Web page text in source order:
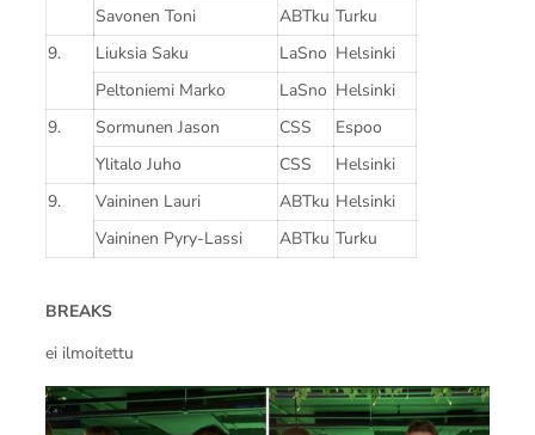
Savonen Toni
ABTku Turku
9.
Liuksia Saku LaSno Helsinki
Peltoniemi Marko
LaSno Helsinki
9.
Sormunen Jason CSS
Espoo
Ylitalo Juho
CSS
Helsinki
9.
Vaininen Lauri ABTku Helsinki
Vaininen Pyry-Lassi
ABTku Turku
BREAKS
ei ilmoitettu